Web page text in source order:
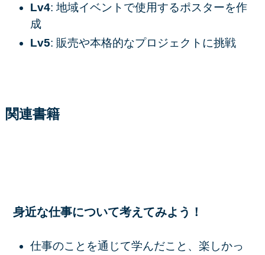
Lv4: 地域イベントで使用するポスターを作
成
Lv5: 販売や本格的なプロジェクトに挑戦
関連書籍
身近な仕事について考えてみよう！
仕事のことを通じて学んだこと、楽しかっ